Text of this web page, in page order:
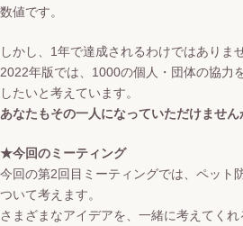
数値です。
しかし、1年で達成されるわけではありませ
2022年版では、1000の個人・団体の協力
したいと考えています。
あなたもその一人になっていただけません
★今回のミーティング
今回の第2回目ミーティングでは、ペット
ついて考えます。
さまざまなアイデアを、一緒に考えてく